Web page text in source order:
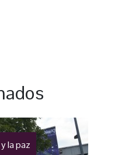
la paz